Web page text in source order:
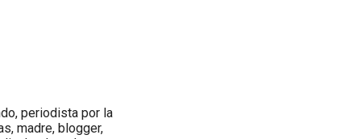
periodista por la
madre, blogger,